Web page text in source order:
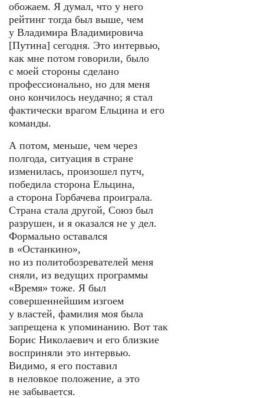
обожаем. Я думал, что у него
рейтинг тогда был выше, чем
у Владимира Владимировича
[Путина] сегодня. Это интервью,
как мне потом говорили, было
с моей стороны сделано
профессионально, но для меня
оно кончилось неудачно; я стал
фактически врагом Ельцина и его
команды.
А потом, меньше, чем через
полгода, ситуация в стране
изменилась, произошел путч,
победила сторона Ельцина,
а сторона Горбачева проиграла.
Страна стала другой, Союз был
разрушен, и я оказался не у дел.
Формально оставался
в «Останкино»,
но из политобозревателей меня
сняли, из ведущих программы
«Время» тоже. Я был
совершеннейшим изгоем
у властей, фамилия моя была
запрещена к упоминанию. Вот так
Борис Николаевич и его близкие
восприняли это интервью.
Видимо, я его поставил
в неловкое положение, а это
не забывается.